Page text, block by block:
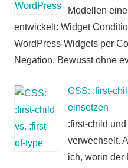
Modellen
entwickelt: Widget
WordPress-Widgets per
Negation. Bewusst ohne
CSS: :first-
einsetzen
:first-child
verwechselt.
ich, worin der